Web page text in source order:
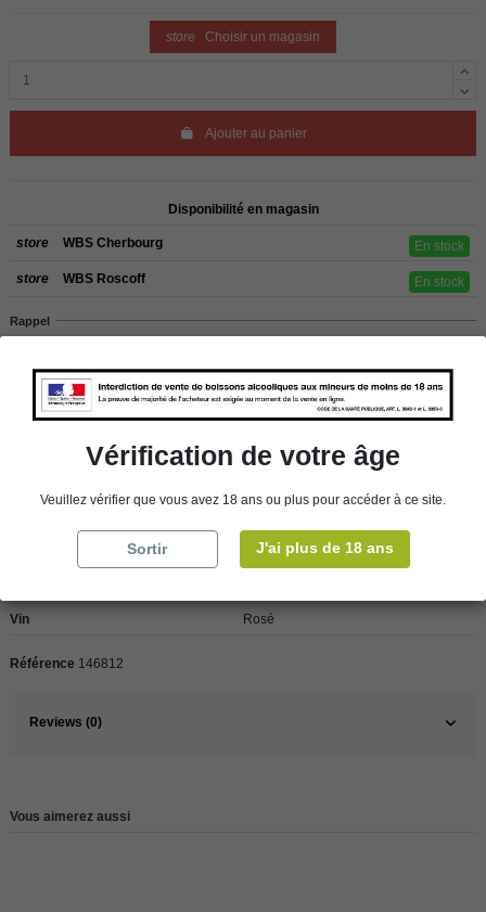
store Choisir un magasin
Ajouter au panier
Disponibilité en magasin
store WBS Cherbourg En stock
store WBS Roscoff En stock
Rappel
CHERBOURG.
France
Vin Rosé
Référence 146812
Reviews (0)
Vous aimerez aussi
Vérification de votre âge
Veuillez vérifier que vous avez 18 ans ou plus pour accéder à ce site.
Sortir J'ai plus de 18 ans